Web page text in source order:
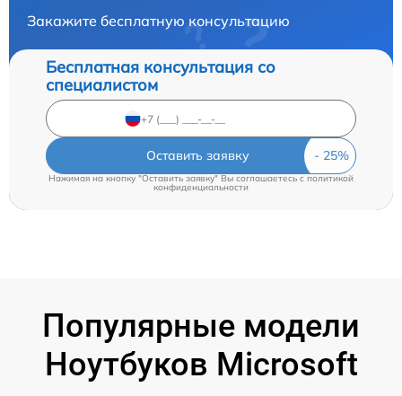
Закажите бесплатную консультацию
Бесплатная консультация со
специалистом
Оставить заявку
Нажимая на кнопку "Оставить заявку" Вы соглашаетесь c политикой
конфиденциальности
Популярные модели
Ноутбуков Microsoft